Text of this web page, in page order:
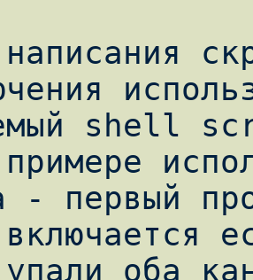
shell
- первый
оба